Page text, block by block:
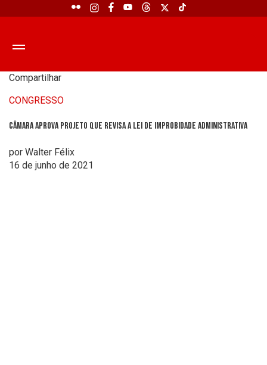
Compartilhar
CONGRESSO
Câmara aprova projeto que revisa a Lei de Improbidade Administrativa
por Walter Félix
16 de junho de 2021